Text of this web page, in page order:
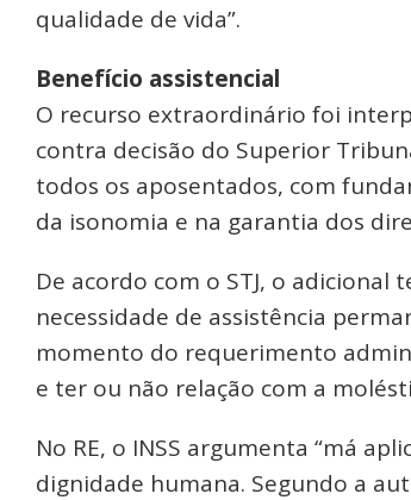
qualidade de vida”.
Benefício assistencial
O recurso extraordinário foi
contra decisão do Superior
todos os aposentados, com
da isonomia e na garantia dos
De acordo com o STJ, o
necessidade de assistência
momento do requerimento
e ter ou não relação com a
No RE, o INSS argumenta “má
dignidade humana. Segundo a